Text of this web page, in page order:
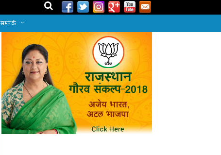
सम्पर्क